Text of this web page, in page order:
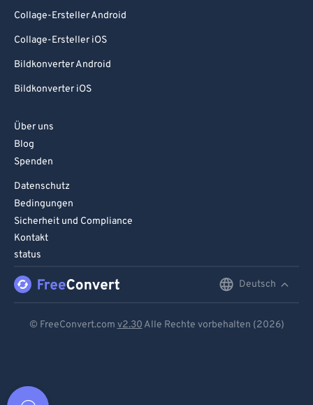
Collage-Ersteller Android
Collage-Ersteller iOS
Bildkonverter Android
Bildkonverter iOS
Über uns
Blog
Spenden
Datenschutz
Bedingungen
Sicherheit und Compliance
Kontakt
status
Deutsch
© FreeConvert.com v2.30 Alle Rechte vorbehalten (2026)